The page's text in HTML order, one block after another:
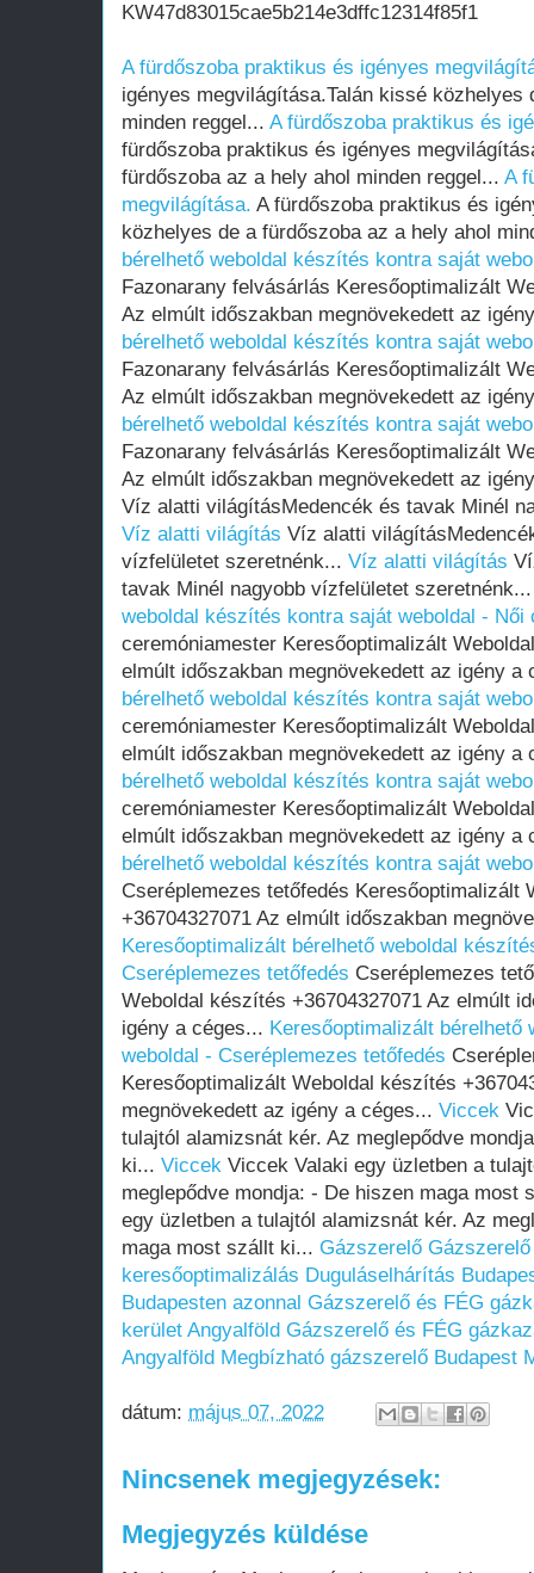
KW47d83015cae5b214e3dffc12314f85f1
A fürdőszoba praktikus és igényes
igényes megvilágítása.Talán kissé közhelyes
minden reggel... A fürdőszoba praktikus és
fürdőszoba praktikus és igényes
fürdőszoba az a hely ahol minden reggel... A
megvilágítása. A fürdőszoba praktikus és
közhelyes de a fürdőszoba az a hely ahol
bérelhető weboldal készítés kontra saját
Fazonarany felvásárlás Keresőoptimalizált
Az elmúlt időszakban megnövekedett az
bérelhető weboldal készítés kontra saját
Fazonarany felvásárlás Keresőoptimalizált
Az elmúlt időszakban megnövekedett az
bérelhető weboldal készítés kontra saját
Fazonarany felvásárlás Keresőoptimalizált
Az elmúlt időszakban megnövekedett az
Víz alatti világításMedencék és tavak Minél
Víz alatti világítás Víz alatti
vízfelületet szeretnénk... Víz alatti világítás
tavak Minél nagyobb vízfelületet
weboldal készítés kontra saját weboldal - Női
ceremóniamester Keresőoptimalizált
elmúlt időszakban megnövekedett az igény a
bérelhető weboldal készítés kontra saját
ceremóniamester Keresőoptimalizált
elmúlt időszakban megnövekedett az igény a
bérelhető weboldal készítés kontra saját
ceremóniamester Keresőoptimalizált
elmúlt időszakban megnövekedett az igény a
bérelhető weboldal készítés kontra saját
Cseréplemezes tetőfedés Keresőoptimalizált
+36704327071 Az elmúlt időszakban
Keresőoptimalizált bérelhető weboldal
Cseréplemezes tetőfedés Cseréplemezes
Weboldal készítés +36704327071 Az elmúlt
igény a céges... Keresőoptimalizált
weboldal - Cseréplemezes tetőfedés
Keresőoptimalizált Weboldal készítés
megnövekedett az igény a céges... Viccek
tulajtól alamizsnát kér. Az meglepődve
ki... Viccek Viccek Valaki egy üzletben a
meglepődve mondja: - De hiszen maga most
egy üzletben a tulajtól alamizsnát kér. Az
maga most szállt ki... Gázszerelő Gázszerelő
keresőoptimalizálás Duguláselhárítás
Budapesten azonnal Gázszerelő és FÉG
kerület Angyalföld Gázszerelő és FÉG
Angyalföld Megbízható gázszerelő Budapest
dátum: május 07, 2022
Nincsenek megjegyzések:
Megjegyzés küldése